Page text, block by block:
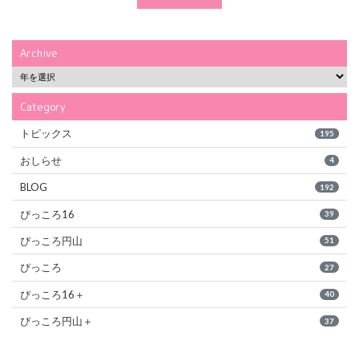
Archive
Category
トピックス 195
おしらせ 4
BLOG 192
ぴっころ16 39
ぴっころ円山 51
ぴっころ 27
ぴっころ16＋ 40
ぴっころ円山＋ 37